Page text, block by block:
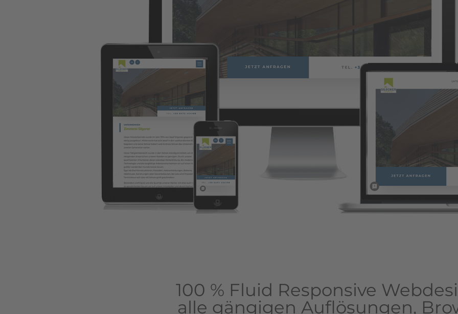
100 % Fluid Responsive
alle gängigen Auflösungen,